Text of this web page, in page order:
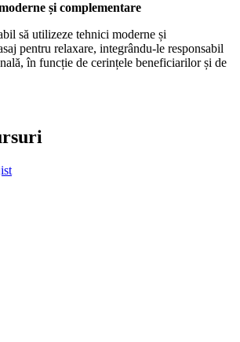
și complementare
să utilizeze tehnici moderne și
pentru relaxare, integrându-le responsabil
în funcție de cerințele beneficiarilor și de